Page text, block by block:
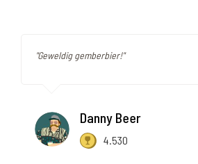
"Geweldig gemberbier!"
Danny Beer
4.530